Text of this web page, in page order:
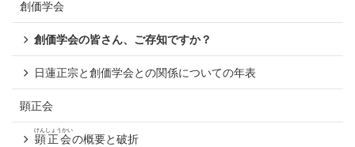
創価学会
創価学会の皆さん、ご存知ですか？
日蓮正宗と創価学会との関係についての年表
顕正会
顕正会
けんしょうかい
の概要と破折